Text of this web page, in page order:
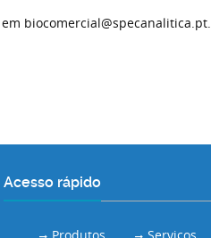
biocomercial@specanalitica.pt.
Acesso rápido